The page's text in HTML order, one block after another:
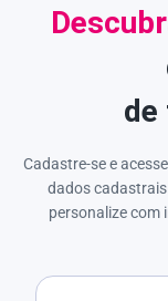
Cadastre-se e
dados
personalize com